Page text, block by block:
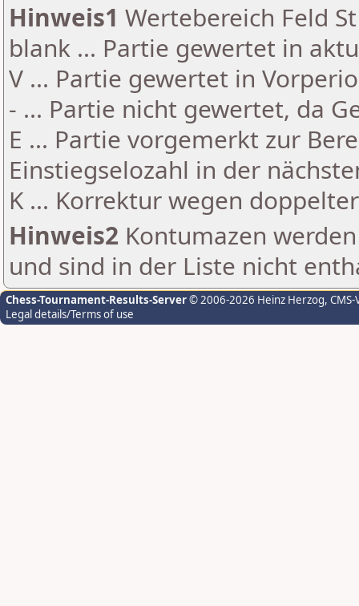
Hinweis1 Wertebereich Feld
blank ... Partie gewertet in
V ... Partie gewertet in
- ... Partie nicht gewertet, da
E ... Partie vorgemerkt zur
Einstiegselozahl in der
K ... Korrektur wegen
Hinweis2 Kontumazen
und sind in der Liste nicht
Chess-Tournament-Results-Server© 2006-2026 Heinz Herzog,
Legal details/Terms of use